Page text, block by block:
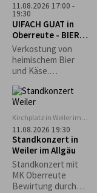
11.08.2026 17:00 -
19:30
UIFACH GUAT in
Oberreute - BIER &
KÄSE
Verkostung von
heimischem Bier
und Käse.
erforderlich.
Kirchplatz in Weiler im
Allgäu
11.08.2026 19:30
Standkonzert in
Weiler im Allgäu
Standkonzert mit
MK Oberreute
Bewirtung durch